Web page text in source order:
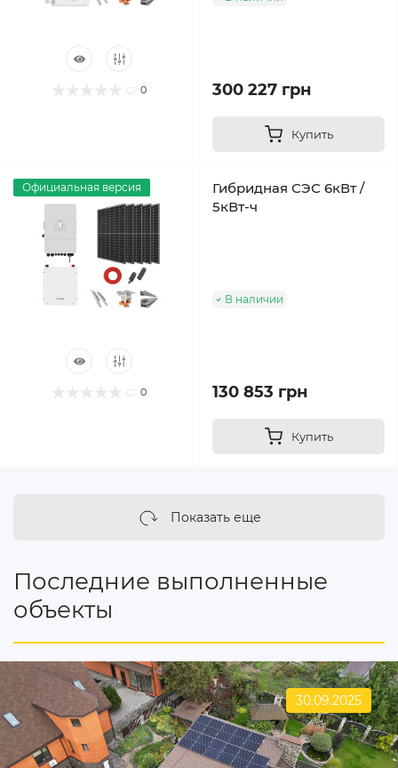
0 300 227 грн
Купить
Официальная версия
0
Гибридная СЭС 6кВт /
5кВт-ч
В наличии
130 853 грн
Купить
Показать еще
Последние выполненные
объекты
30.09.2025